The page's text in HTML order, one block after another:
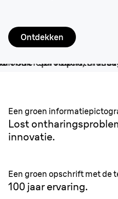
Ontdekken
Een groen
Lost
innovatie.
Een groen opschrift met de
100 jaar ervaring.